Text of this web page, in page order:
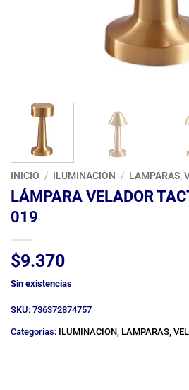
INICIO / ILUMINACION / LAMPARAS,
LÁMPARA VELADOR
019
$9.370
Sin existencias
SKU: 736372874757
Categorías: ILUMINACION LAMPARAS,